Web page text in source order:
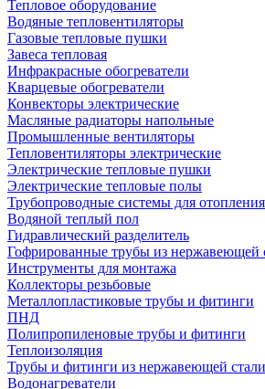
Тепловое оборудование
Водяные тепловентиляторы
Газовые тепловые пушки
Завеса тепловая
Инфракрасные обогреватели
Кварцевые обогреватели
Конвекторы электрические
Масляные радиаторы напольные
Промышленные вентиляторы
Тепловентиляторы электрические
Электрические тепловые пушки
Электрические тепловые полы
Трубопроводные системы для
Водяной теплый пол
Гидравлический разделитель
Гофрированные трубы из нержавеющей
Инструменты для монтажа
Коллекторы резьбовые
Металлопластиковые трубы и фитинги
ПНД
Полипропиленовые трубы и фитинги
Теплоизоляция
Трубы и фитинги из нержавеющей стали
Водонагреватели